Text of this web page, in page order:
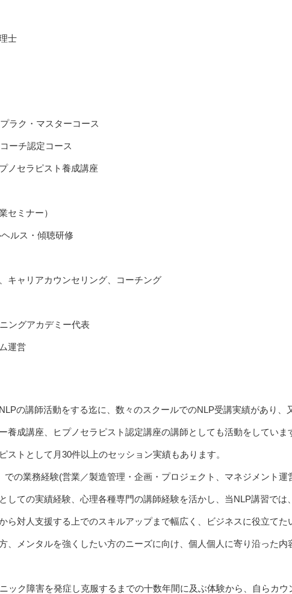
士
ラク・マスターコース
ーチ認定コース
ノセラピスト養成講座
セミナー）
ルス・傾聴研修
キャリアカウンセリング、コーチング
ングアカデミー代表
運営
の講師活動をする迄に、数々のスクールでのNLP受講実績があり、
養成講座、ヒプノセラピスト認定講座の講師としても活動をしていま
ストとして月30件以上のセッション実績もあります。
での業務経験(営業／製造管理・企画・プロジェクト、マネジメント運
しての実績経験、心理各種専門の講師経験を活かし、当NLP講習では
ら対人支援する上でのスキルアップまで幅広く、ビジネスに役立てた
、メンタルを強くしたい方のニーズに向け、個人個人に寄り沿った内
ック障害を発症し克服するまでの十数年間に及ぶ体験から、自らカウ